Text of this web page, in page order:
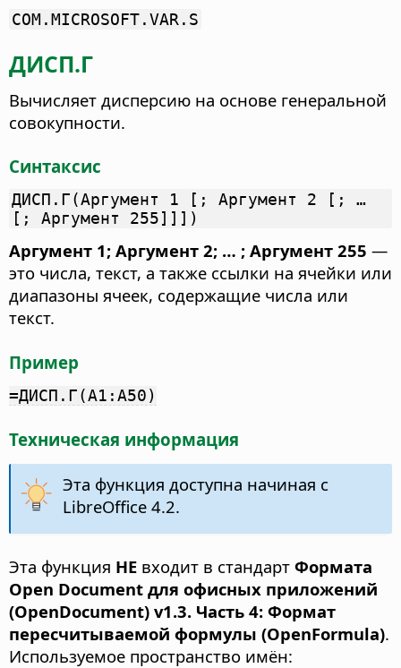
COM.MICROSOFT.VAR.S
ДИСП.Г
Вычисляет дисперсию на основе генеральной
совокупности.
Синтаксис
ДИСП.Г(Аргумент 1 [; Аргумент 2 [; …
[; Аргумент 255]]])
Аргумент 1; Аргумент 2; … ; Аргумент 255 —
это числа, текст, а также ссылки на ячейки или
диапазоны ячеек, содержащие числа или
текст.
Пример
=ДИСП.Г(A1:A50)
Техническая информация
Эта функция доступна начиная с
LibreOffice 4.2.
Эта функция НЕ входит в стандарт Формата
Open Document для офисных приложений
(OpenDocument) v1.3. Часть 4: Формат
пересчитываемой формулы (OpenFormula).
Используемое пространство имён: